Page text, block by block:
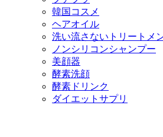
韓国コスメ
ヘアオイル
洗い流さないトリートメ
ノンシリコンシャンプー
美顔器
酵素洗顔
酵素ドリンク
ダイエットサプリ